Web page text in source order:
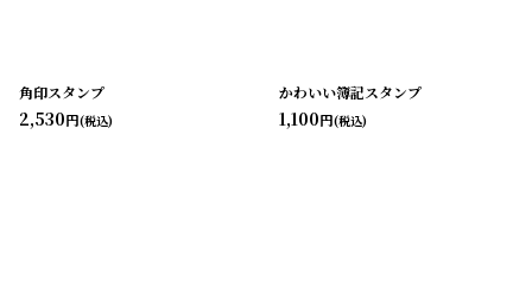
角印スタンプ
2,530円(税込)
かわいい簿記スタンプ
1,100円(税込)